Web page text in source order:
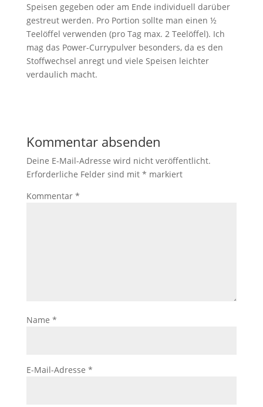
Speisen gegeben oder am Ende individuell darüber
gestreut werden. Pro Portion sollte man einen ½
Teelöffel verwenden (pro Tag max. 2 Teelöffel). Ich
mag das Power-Currypulver besonders, da es den
Stoffwechsel anregt und viele Speisen leichter
verdaulich macht.
Kommentar absenden
Deine E-Mail-Adresse wird nicht veröffentlicht.
Erforderliche Felder sind mit * markiert
Kommentar *
Name *
E-Mail-Adresse *